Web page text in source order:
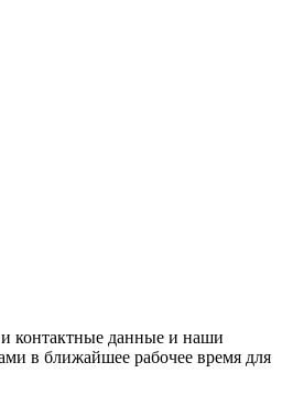
контактные данные и наши
в ближайшее рабочее время для